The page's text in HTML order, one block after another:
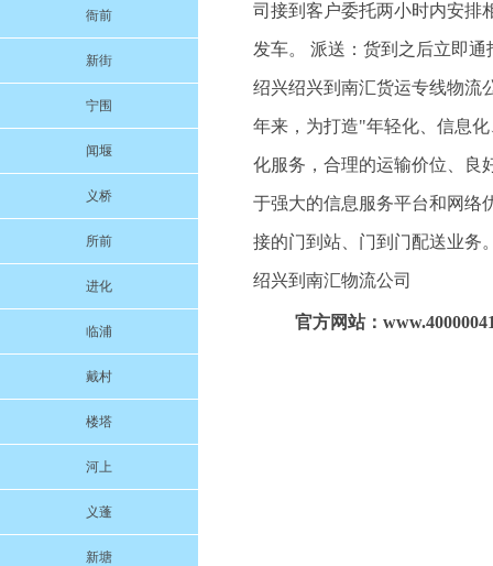
衙前
新街
宁围
闻堰
义桥
所前
进化
临浦
戴村
楼塔
河上
义蓬
新塘
司接到客户委托两小时内安排
发车。 派送：货到之后立即
绍兴绍兴到南汇货运专线物流
年来，为打造"年轻化、信息
化服务，合理的运输价位、良
于强大的信息服务平台和网络
接的门到站、门到门配送业务
绍兴到南汇物流公司
官方网站：